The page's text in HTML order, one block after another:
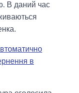
В даний час
в